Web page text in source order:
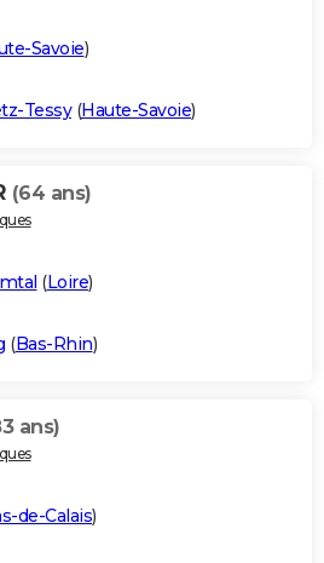
Savoie)
Tessy(Haute-Savoie)
(64 ans)
(Loire)
(Bas-Rhin)
ans)
de-Calais)